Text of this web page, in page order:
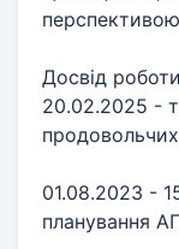
Досвід
20.02.2025 -
продовольчих
01.08.2023 -
планування